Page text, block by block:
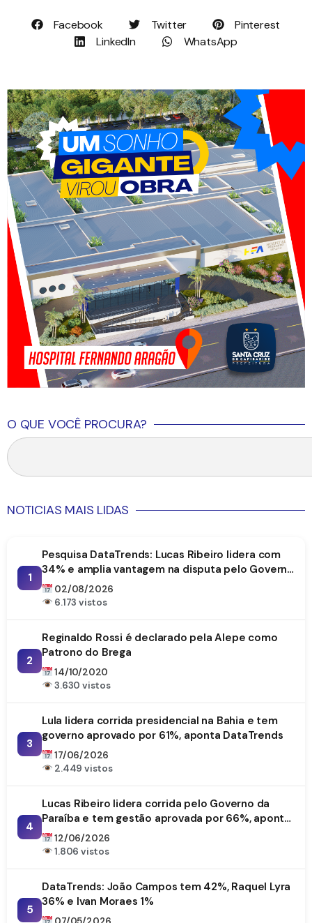
Facebook Twitter
Pinterest
LinkedIn
WhatsApp
O QUE VOCÊ PROCURA?
NOTICIAS MAIS LIDAS
1
Pesquisa DataTrends: Lucas Ribeiro lidera com
34% e amplia vantagem na disputa pelo Governo
da Paraíba
02/08/2026
6.173 vistos
2
Reginaldo Rossi é declarado pela Alepe como
Patrono do Brega
14/10/2020
3.630 vistos
3
Lula lidera corrida presidencial na Bahia e tem
governo aprovado por 61%, aponta DataTrends
17/06/2026
2.449 vistos
4
Lucas Ribeiro lidera corrida pelo Governo da
Paraíba e tem gestão aprovada por 66%, aponta
DataTrends
12/06/2026
1.806 vistos
5
DataTrends: João Campos tem 42%, Raquel Lyra
36% e Ivan Moraes 1%